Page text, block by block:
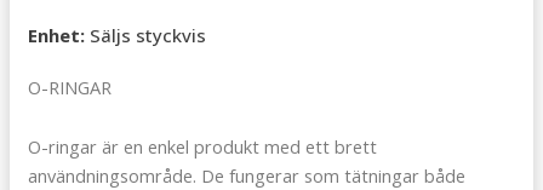
Enhet: Säljs styckvis
O-RINGAR
O-ringar är en enkel produkt med ett brett
användningsområde. De fungerar som tätningar både